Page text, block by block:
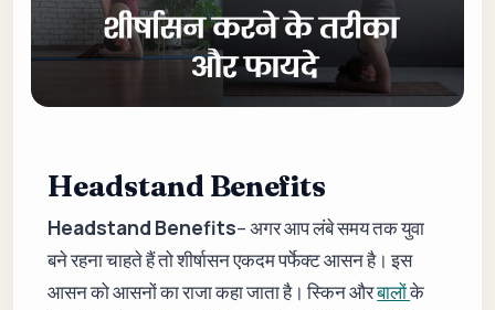
Headstand Benefits
Headstand Benefits– अगर आप लंबे समय तक युवा
बने रहना चाहते हैं तो शीर्षासन एकदम पर्फेक्ट आसन है। इस
आसन को आसनों का राजा कहा जाता है। स्किन औरबालोंके